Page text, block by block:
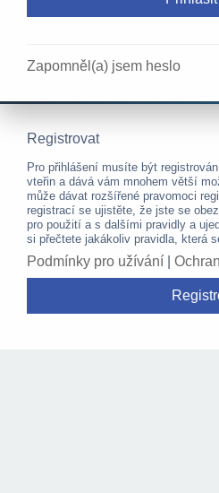
Zapomněl(a) jsem heslo
Registrovat
Pro přihlášení musíte být
vteřin a dává vám mnohem větší
může dávat rozšířené pravomoci
registrací se ujistěte, že jste se
pro použití a s dalšími pravidly a
si přečtete jakákoliv pravidla, která
Podmínky pro užívání